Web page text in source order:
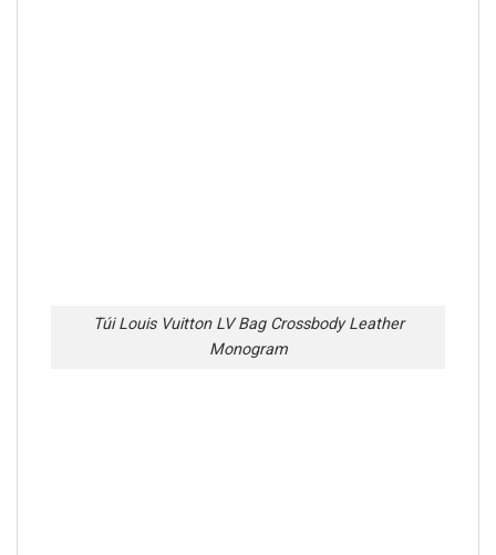
Túi Louis Vuitton LV Bag Crossbody Leather
Monogram